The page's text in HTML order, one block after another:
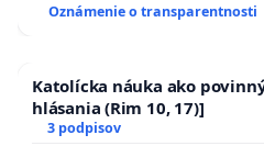
Oznámenie o transparentnosti
Katolícka náuka ako
hlásania (Rim 10, 17)]
3 podpisov